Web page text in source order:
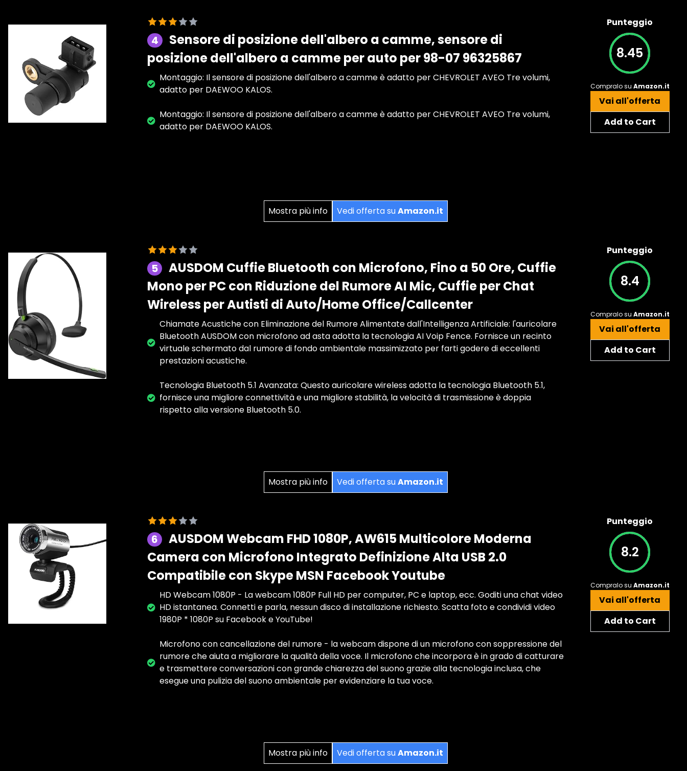
4
Sensore di posizione dell'albero a camme, sensore di
posizione dell'albero a camme per auto per 98-07 96325867
Montaggio: Il sensore di posizione dell'albero a camme è adatto per CHEVROLET AVEO Tre volumi,
adatto per DAEWOO KALOS.
Montaggio: Il sensore di posizione dell'albero a camme è adatto per CHEVROLET AVEO Tre volumi,
adatto per DAEWOO KALOS.
Mostra più info Vedi offerta suAmazon.it
Punteggio
8.45
Compralo su Amazon.it
Vai all'offerta
Add to Cart
5
AUSDOM Cuffie Bluetooth con Microfono, Fino a 50 Ore, Cuffie
Mono per PC con Riduzione del Rumore AI Mic, Cuffie per Chat
Wireless per Autisti di Auto/Home Office/Callcenter
Chiamate Acustiche con Eliminazione del Rumore Alimentate dall'Intelligenza Artificiale: l'auricolare
Bluetooth AUSDOM con microfono ad asta adotta la tecnologia AI Voip Fence. Fornisce un recinto
virtuale schermato dal rumore di fondo ambientale massimizzato per farti godere di eccellenti
prestazioni acustiche.
Tecnologia Bluetooth 5.1 Avanzata: Questo auricolare wireless adotta la tecnologia Bluetooth 5.1,
fornisce una migliore connettività e una migliore stabilità, la velocità di trasmissione è doppia
rispetto alla versione Bluetooth 5.0.
Mostra più info Vedi offerta suAmazon.it
Punteggio
8.4
Compralo su Amazon.it
Vai all'offerta
Add to Cart
6
AUSDOM Webcam FHD 1080P, AW615 Multicolore Moderna
Camera con Microfono Integrato Definizione Alta USB 2.0
Compatibile con Skype MSN Facebook Youtube
HD Webcam 1080P - La webcam 1080P Full HD per computer, PC e laptop, ecc. Goditi una chat video
HD istantanea. Connetti e parla, nessun disco di installazione richiesto. Scatta foto e condividi video
1980P * 1080P su Facebook e YouTube!
Microfono con cancellazione del rumore - la webcam dispone di un microfono con soppressione del
rumore che aiuta a migliorare la qualità della voce. Il microfono che incorpora è in grado di catturare
e trasmettere conversazioni con grande chiarezza del suono grazie alla tecnologia inclusa, che
esegue una pulizia del suono ambientale per evidenziare la tua voce.
Mostra più info Vedi offerta suAmazon.it
Punteggio
8.2
Compralo su Amazon.it
Vai all'offerta
Add to Cart